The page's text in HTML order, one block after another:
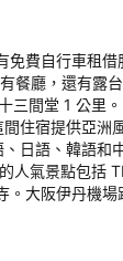
費自行車租借
餐廳，還有露
三間堂 1 公里
住宿提供亞洲
日語、韓語和
人氣景點包括
。大阪伊丹機場